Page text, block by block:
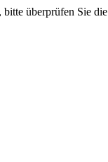
überprüfen Sie